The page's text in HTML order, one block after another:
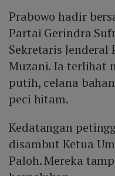
Prabowo hadir
Partai Gerindra
Sekretaris
Muzani. Ia terlihat
putih, celana
peci hitam.
Kedatangan
disambut Ketua
Paloh. Mereka